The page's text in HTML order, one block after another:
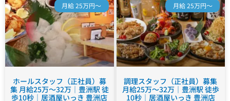
月給 25万円～
ホールスタッフ（正社員）募
集 月給25万～32万｜豊洲駅 徒
歩10秒｜居酒屋いっき 豊洲店
月給 25万円～
調理スタッフ（正社員）募集
月給25万～32万｜豊洲駅 徒歩
10秒｜居酒屋いっき 豊洲店